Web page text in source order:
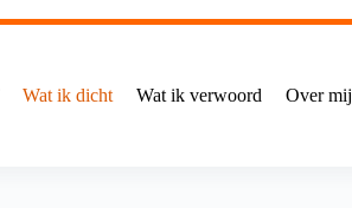
Wat ik dicht Wat ik verwoord Over mij